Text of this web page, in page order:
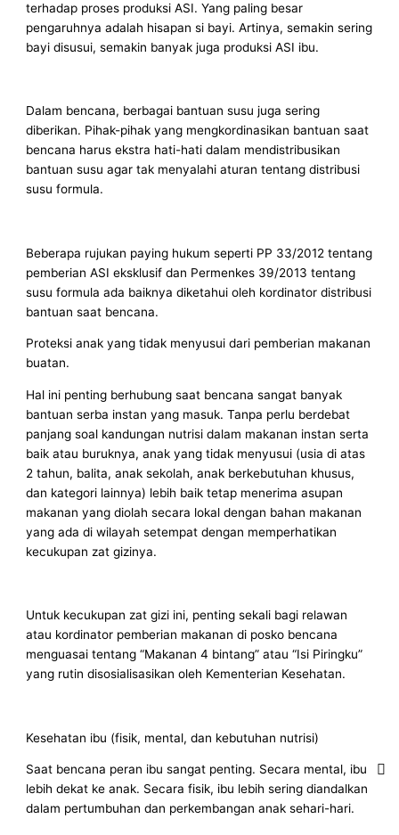
terhadap proses produksi ASI. Yang paling besar
pengaruhnya adalah hisapan si bayi. Artinya, semakin sering
bayi disusui, semakin banyak juga produksi ASI ibu.
Dalam bencana, berbagai bantuan susu juga sering
diberikan. Pihak-pihak yang mengkordinasikan bantuan saat
bencana harus ekstra hati-hati dalam mendistribusikan
bantuan susu agar tak menyalahi aturan tentang distribusi
susu formula.
Beberapa rujukan paying hukum seperti PP 33/2012 tentang
pemberian ASI eksklusif dan Permenkes 39/2013 tentang
susu formula ada baiknya diketahui oleh kordinator distribusi
bantuan saat bencana.
Proteksi anak yang tidak menyusui dari pemberian makanan
buatan.
Hal ini penting berhubung saat bencana sangat banyak
bantuan serba instan yang masuk. Tanpa perlu berdebat
panjang soal kandungan nutrisi dalam makanan instan serta
baik atau buruknya, anak yang tidak menyusui (usia di atas
2 tahun, balita, anak sekolah, anak berkebutuhan khusus,
dan kategori lainnya) lebih baik tetap menerima asupan
makanan yang diolah secara lokal dengan bahan makanan
yang ada di wilayah setempat dengan memperhatikan
kecukupan zat gizinya.
Untuk kecukupan zat gizi ini, penting sekali bagi relawan
atau kordinator pemberian makanan di posko bencana
menguasai tentang “Makanan 4 bintang” atau “Isi Piringku”
yang rutin disosialisasikan oleh Kementerian Kesehatan.
Kesehatan ibu (fisik, mental, dan kebutuhan nutrisi)
Saat bencana peran ibu sangat penting. Secara mental, ibu
lebih dekat ke anak. Secara fisik, ibu lebih sering diandalkan
dalam pertumbuhan dan perkembangan anak sehari-hari.